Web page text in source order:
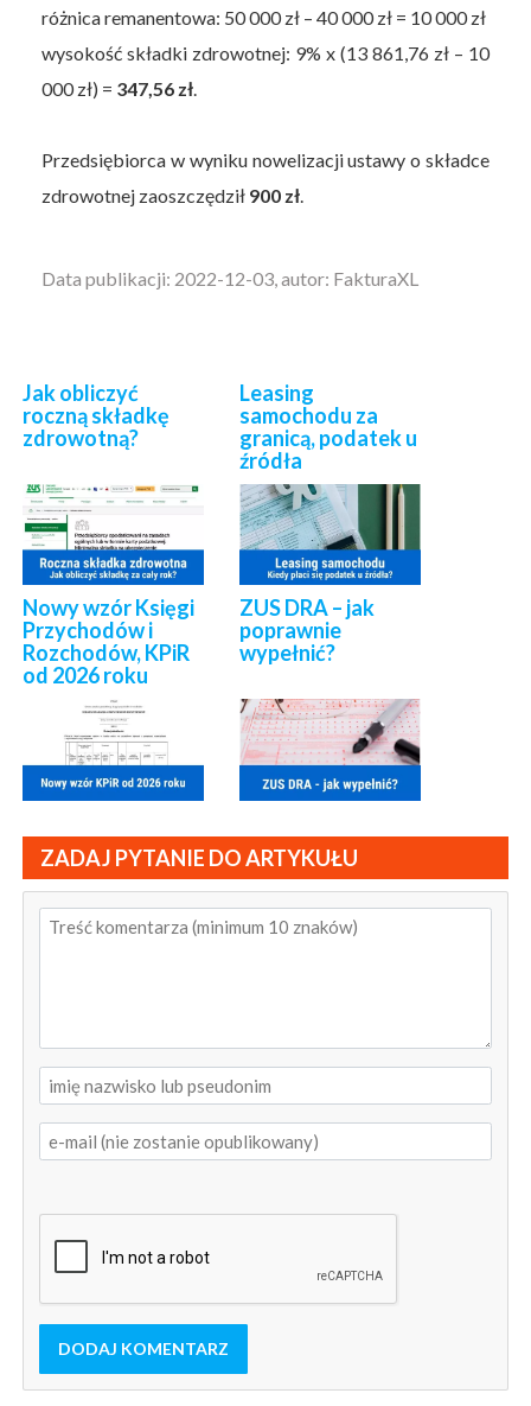
różnica remanentowa: 50 000 zł – 40 000 zł = 10 000 zł
wysokość składki zdrowotnej: 9% x (13 861,76 zł – 10
000 zł) = 347,56 zł.
Przedsiębiorca w wyniku nowelizacji ustawy o składce
zdrowotnej zaoszczędził 900 zł.
Data publikacji: 2022-12-03, autor: FakturaXL
Jak obliczyć
roczną składkę
zdrowotną?
Leasing
samochodu za
granicą, podatek u
źródła
Nowy wzór Księgi
Przychodów i
Rozchodów, KPiR
od 2026 roku
ZUS DRA – jak
poprawnie
wypełnić?
ZADAJ PYTANIE DO ARTYKUŁU
DODAJ KOMENTARZ